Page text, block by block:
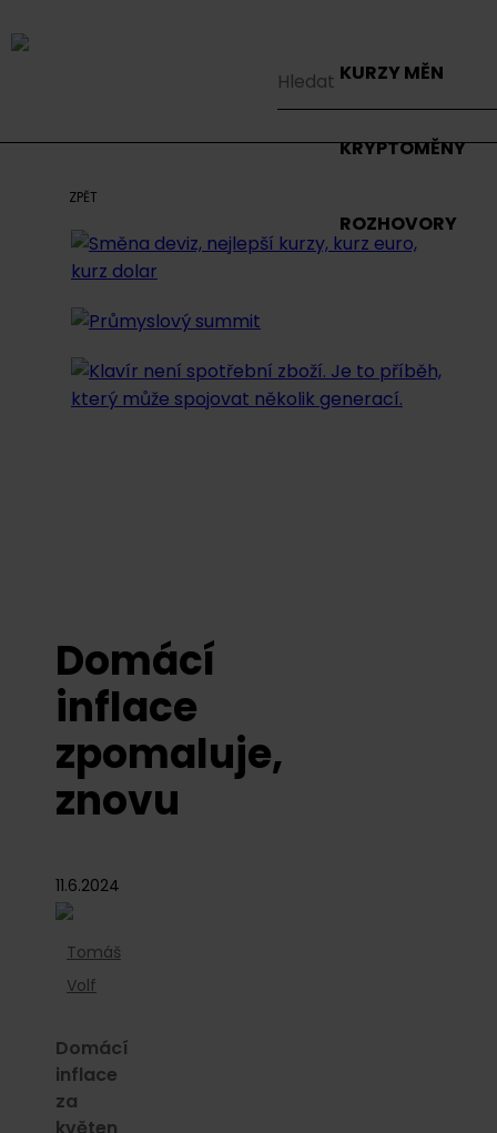
KURZY MĚN
KRYPTOMĚNY
ROZHOVORY
ZPĚT
Domácí
inflace
zpomaluje,
znovu
11.6.2024
Tomáš
Volf
Domácí
inflace
za